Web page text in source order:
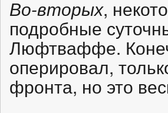
Во-вторых,
подробные
Люфтваффе.
оперировал,
фронта, но это